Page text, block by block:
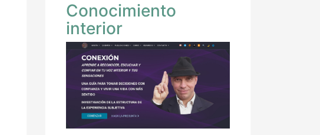
Conocimiento
interior